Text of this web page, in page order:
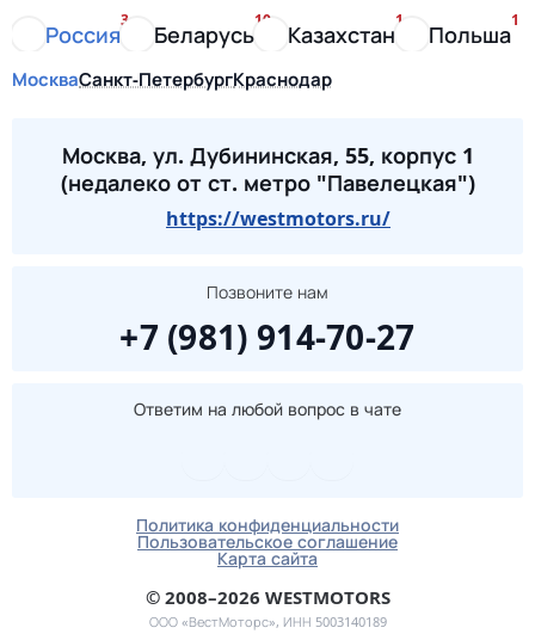
Россия
3
Беларусь
10
Казахстан
1
Польша
1
МоскваСанкт-ПетербургКраснодар
Москва, ул. Дубининская, 55, корпус 1
(недалеко от ст. метро "Павелецкая")
https://westmotors.ru/
Позвоните нам
+7 (981) 914-70-27
Ответим на любой вопрос в чате
Политика конфиденциальности
Пользовательское соглашение
Карта сайта
© 2008–2026 WESTMOTORS
ООО «ВестМоторс», ИНН 5003140189